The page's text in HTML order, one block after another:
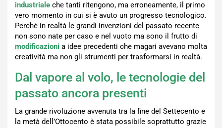
industriale che tanti ritengono, ma erroneamente, il primo
vero momento in cui si è avuto un progresso tecnologico.
Perché in realtà le grandi invenzioni del passato recente
non sono nate per caso e nel vuoto ma sono il frutto di
modificazioni a idee precedenti che magari avevano molta
creatività ma non gli strumenti per trasformarsi in realtà.
Dal vapore al volo, le tecnologie del
passato ancora presenti
La grande rivoluzione avvenuta tra la fine del Settecento e
la metà dell’Ottocento è stata possibile soprattutto grazie